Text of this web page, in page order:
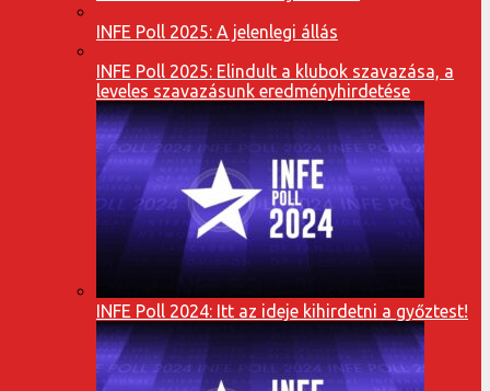
INFE Poll 2025: A jelenlegi állás
INFE Poll 2025: Elindult a klubok szavazása, a
leveles szavazásunk eredményhirdetése
INFE Poll 2024: Itt az ideje kihirdetni a győztest!